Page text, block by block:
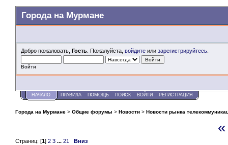
Города на Мурмане
Добро пожаловать, Гость . Пожалуйста, войдите или зарегистрируйтесь
Войти
НАЧАЛО ПРАВИЛА ПОМОЩЬ ПОИСК ВОЙТИ РЕГИСТРАЦИЯ
Города на Мурмане > Общие форумы > Новости > Новости рынка
Страниц: [1] 2 3 ... 21 Вниз